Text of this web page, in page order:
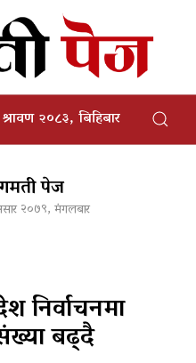
२०८३, बिहिबार
पेज
२०७९, मंगलबार
निर्वाचनमा
बढ्दै